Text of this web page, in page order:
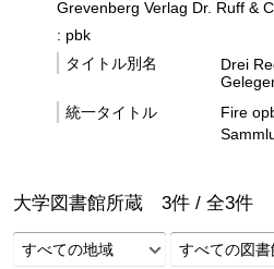
Grevenberg Verlag Dr. Ruff &
: pbk
タイトル別名
Drei
統一タイトル
Fire
大学図書館所蔵 3件 / 全3件
すべての地域
すべての図書